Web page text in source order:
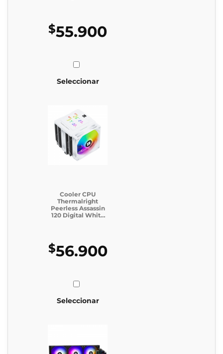
$55.900
Seleccionar
Cooler CPU
Thermalright
Peerless Assassin
120 Digital White
$56.900
Seleccionar